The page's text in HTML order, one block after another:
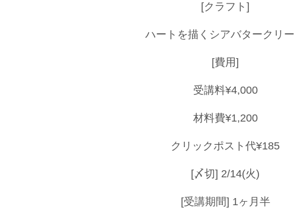
[クラフト]
ハートを描くシアバタークリ
[費用]
受講料¥4,000
材料費¥1,200
クリックポスト代¥185
[〆切] 2/14(火)
[受講期間] 1ヶ月半